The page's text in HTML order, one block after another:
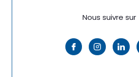
Nous suivre sur